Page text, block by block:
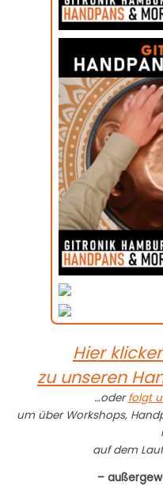
Hier
zu unseren
…oderfolgt
um über Workshops,
auf dem
–